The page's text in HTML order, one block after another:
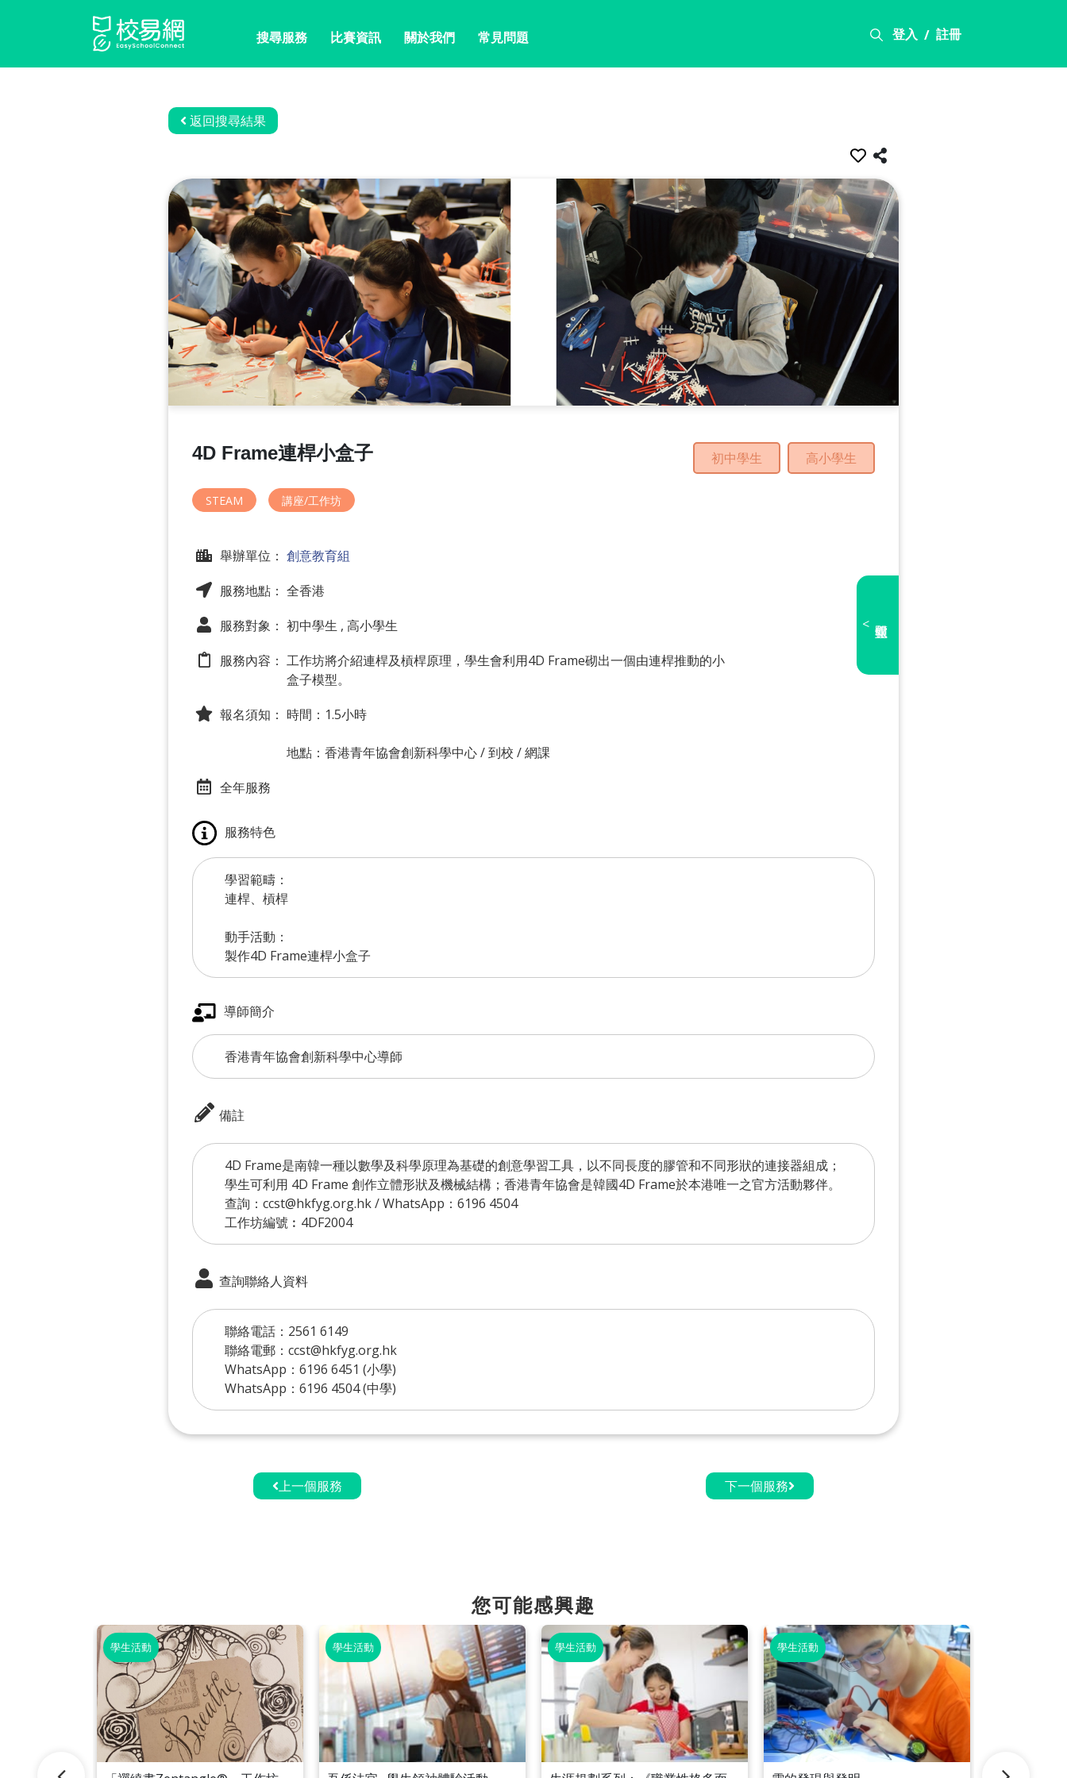
登入 / 註冊
搜尋服務 比賽資訊 關於我們 常見問題
返回搜尋結果
4D Frame連桿小盒子 初中學生 高小學生
STEAM 講座/工作坊
舉辦單位： 創意教育組
服務地點： 全香港
服務對象： 初中學生 , 高小學生
服務內容： 工作坊將介紹連桿及槓桿原理，學生會利用4D Frame砌出一個由連桿推動的小
盒子模型。
報名須知： 時間：1.5小時
地點：香港青年協會創新科學中心 / 到校 / 網課
全年服務
服務特色
學習範疇：
連桿、槓桿
動手活動：
製作4D Frame連桿小盒子
導師簡介
香港青年協會創新科學中心導師
備註
4D Frame是南韓一種以數學及科學原理為基礎的創意學習工具，以不同長度的膠管和不同形狀的連接器組成；
學生可利用 4D Frame 創作立體形狀及機械結構；香港青年協會是韓國4D Frame於本港唯一之官方活動夥伴。
查詢：ccst@hkfyg.org.hk / WhatsApp：6196 4504
工作坊編號︰4DF2004
查詢聯絡人資料
聯絡電話：2561 6149
聯絡電郵：ccst@hkfyg.org.hk
WhatsApp：6196 6451 (小學)
WhatsApp：6196 4504 (中學)
<
上一個服務 下一個服務
您可能感興趣
學生活動 學生活動 學生活動 學生活動